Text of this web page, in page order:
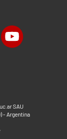
SAU
- Argentina